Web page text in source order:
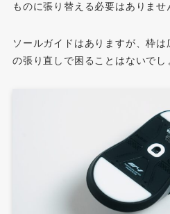
ものに張り替える必要はありませ
ソールガイドはありますが、枠
の張り直しで困ることはないでし